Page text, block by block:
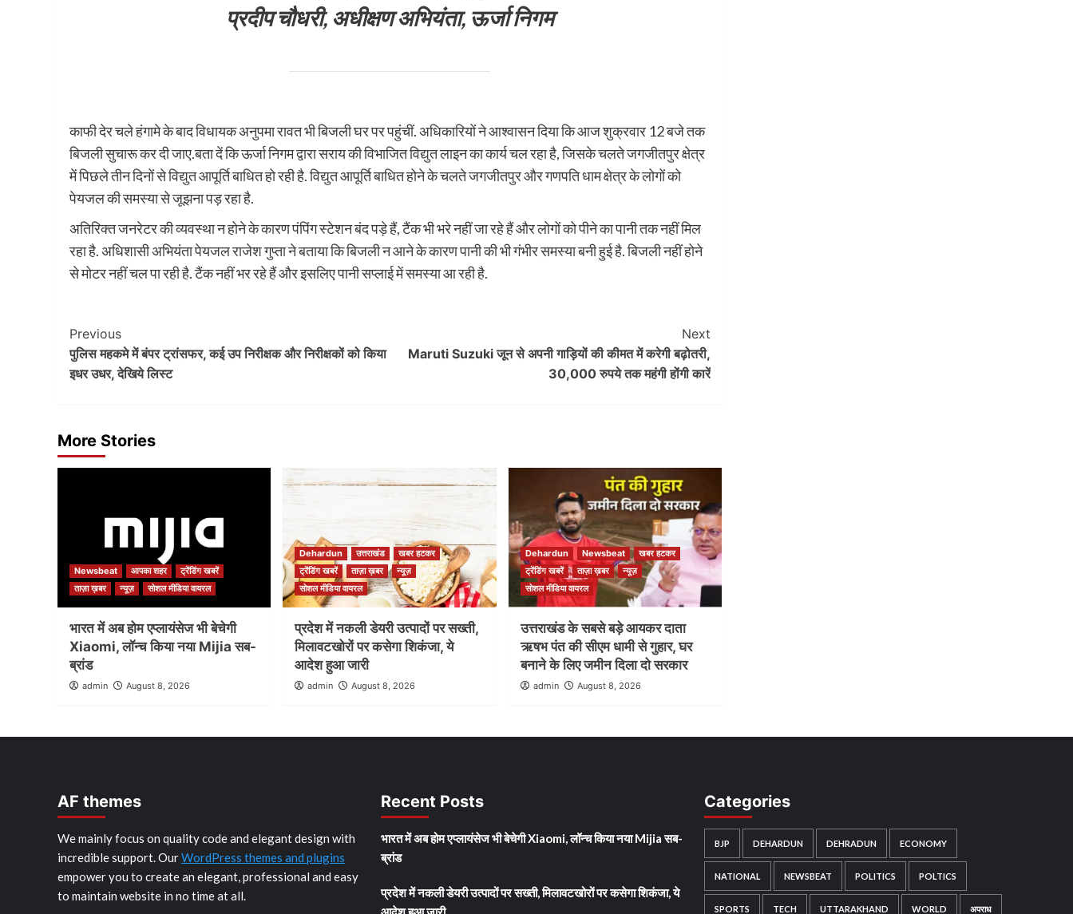
प्रदीप चौधरी, अधीक्षण अभियंता, ऊर्जा निगम
काफी देर चले हंगामे के बाद विधायक अनुपमा रावत भी बिजली घर पर पहुंचीं. अधिकारियों ने आश्वासन दिया कि आज शुक्रवार 12 बजे तक
बिजली सुचारू कर दी जाए.बता दें कि ऊर्जा निगम द्वारा सराय की विभाजित विद्युत लाइन का कार्य चल रहा है, जिसके चलते जगजीतपुर क्षेत्र
में पिछले तीन दिनों से विद्युत आपूर्ति बाधित हो रही है. विद्युत आपूर्ति बाधित होने के चलते जगजीतपुर और गणपति धाम क्षेत्र के लोगों को
पेयजल की समस्या से जूझना पड़ रहा है.
अतिरिक्त जनरेटर की व्यवस्था न होने के कारण पंपिंग स्टेशन बंद पड़े हैं, टैंक भी भरे नहीं जा रहे हैं और लोगों को पीने का पानी तक नहीं मिल
रहा है. अधिशासी अभियंता पेयजल राजेश गुप्ता ने बताया कि बिजली न आने के कारण पानी की भी गंभीर समस्या बनी हुई है. बिजली नहीं होने
से मोटर नहीं चल पा रही है. टैंक नहीं भर रहे हैं और इसलिए पानी सप्लाई में समस्या आ रही है.
Post
Navigation
Previous
पुलिस महकमे में बंपर ट्रांसफर, कई उप निरीक्षक और निरीक्षकों को किया
इधर उधर, देखिये लिस्ट
Next
Maruti Suzuki जून से अपनी गाड़ियों की कीमत में करेगी बढ़ोतरी,
30,000 रुपये तक महंगी होंगी कारें
More Stories
Newsbeat आपका शहर
ट्रेंडिंग खबरें
ताज़ा ख़बर
न्यूज़ सोशल मीडिया वायरल
भारत में अब होम एप्लायंसेज भी बेचेगी
Xiaomi, लॉन्च किया नया Mijia सब-
ब्रांड
admin August 8, 2026
Dehardun उत्तराखंड
खबर हटकर
ट्रेंडिंग खबरें
ताज़ा ख़बर
न्यूज़
सोशल मीडिया वायरल
प्रदेश में नकली डेयरी उत्पादों पर सख्ती,
मिलावटखोरों पर कसेगा शिकंजा, ये
आदेश हुआ जारी
admin August 8, 2026
Dehardun Newsbeat
खबर हटकर
ट्रेंडिंग खबरें
ताज़ा ख़बर
न्यूज़
सोशल मीडिया वायरल
उत्तराखंड के सबसे बड़े आयकर दाता
ऋषभ पंत की सीएम धामी से गुहार, घर
बनाने के लिए जमीन दिला दो सरकार
admin August 8, 2026
AF themes
We mainly focus on quality code and elegant design with
incredible support. OurWordPress themes and plugins
empower you to create an elegant, professional and easy
to maintain website in no time at all.
Recent Posts
भारत में अब होम एप्लायंसेज भी बेचेगी Xiaomi, लॉन्च किया नया Mijia सब-
ब्रांड
प्रदेश में नकली डेयरी उत्पादों पर सख्ती, मिलावटखोरों पर कसेगा शिकंजा, ये
Categories
BJP DEHARDUN DEHRADUN ECONOMY
NATIONAL NEWSBEAT POLITICS POLTICS
SPORTS TECH UTTARAKHAND WORLD अपराध